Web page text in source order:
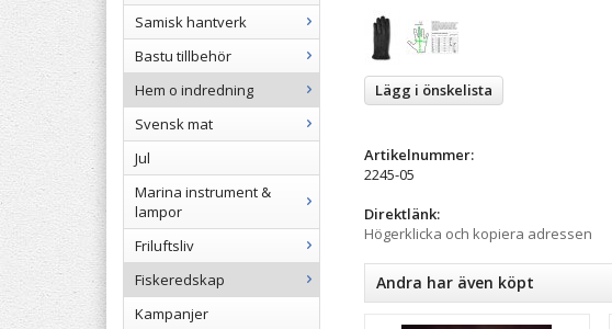
Samisk hantverk
Bastu tillbehör
Hem o indredning
Svensk mat
Jul
Marina instrument &
lampor
Friluftsliv
Fiskeredskap
Kampanjer
Lägg i önskelista
Artikelnummer:
2245-05
Direktlänk:
Högerklicka och kopiera adressen
Andra har även köpt